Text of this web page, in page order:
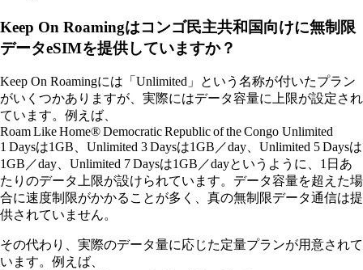
Keep On Roamingはコンゴ民主共和国向けに無制限
データeSIMを提供していますか？
Keep On Roamingには「Unlimited」という名称が付いたプラン
がいくつかありますが、実際にはデータ容量に上限が設定され
ています。例えば、
Roam Like Home® Democratic Republic of the Congo Unlimited
1 Daysは1GB、Unlimited 3 Daysは1GB／day、Unlimited 5 Daysは
1GB／day、Unlimited 7 Daysは1GB／dayというように、1日あ
たりのデータ上限が設けられています。データ容量を超えた場
合に速度制限がかかることが多く、真の無制限データ通信は提
供されていません。
その代わり、実際のデータ量に応じた定量プランが用意されて
います。例えば、